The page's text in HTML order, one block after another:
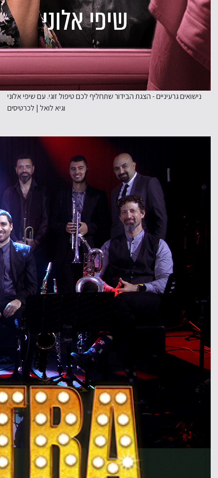
נישואים גרעיניים - הצגת הבידור שתחליף לכם טיפול זוגי. עם שיפי אלוני
וגיא לואל | לכרטיסים